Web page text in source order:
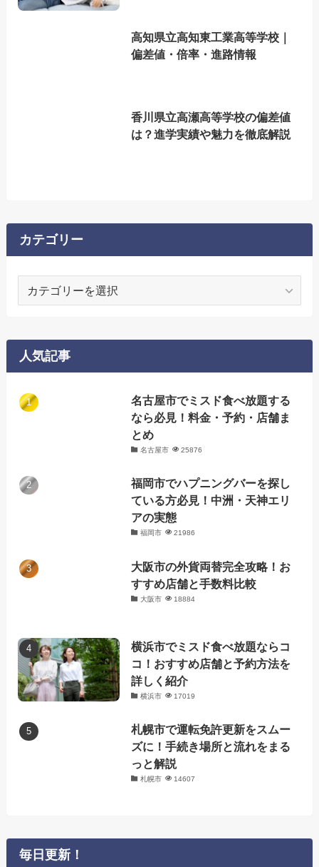
高知県立高知東工業高等学校｜
偏差値・倍率・進路情報
香川県立高瀬高等学校の偏差値
は？進学実績や魅力を徹底解説
カテゴリー
リ
ー
人気記事
名古屋市でミスド食べ放題する
なら必見！料金・予約・店舗ま
とめ
名古屋市 25876
福岡市でハプニングバーを探し
ている方必見！中洲・天神エリ
アの実態
福岡市 21986
大阪市の外貨両替完全攻略！お
すすめ店舗と手数料比較
大阪市 18884
横浜市でミスド食べ放題ならコ
コ！おすすめ店舗と予約方法を
詳しく紹介
横浜市 17019
札幌市で運転免許更新をスムー
ズに！手続き場所と流れをまる
っと解説
札幌市 14607
毎日更新！